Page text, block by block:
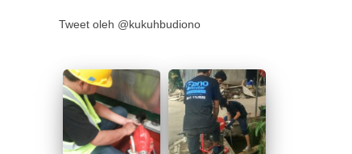
Tweet oleh @kukuhbudiono